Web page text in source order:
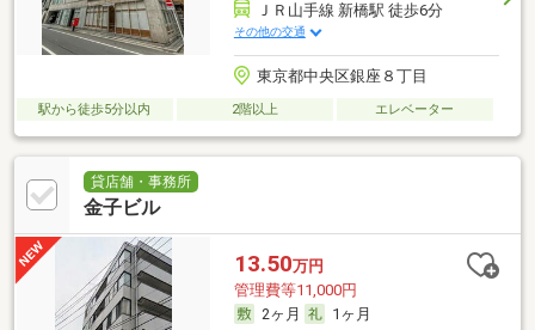
ＪＲ山手線 新橋駅 徒歩6分
その他の交通
東京都中央区銀座８丁目
駅から徒歩5分以内 2階以上 エレベーター
貸店舗・事務所
金子ビル
13.50万円
管理費等11,000円
2ヶ月
1ヶ月